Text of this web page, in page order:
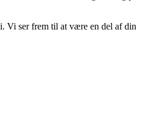
Vi ser frem til at være en del af din